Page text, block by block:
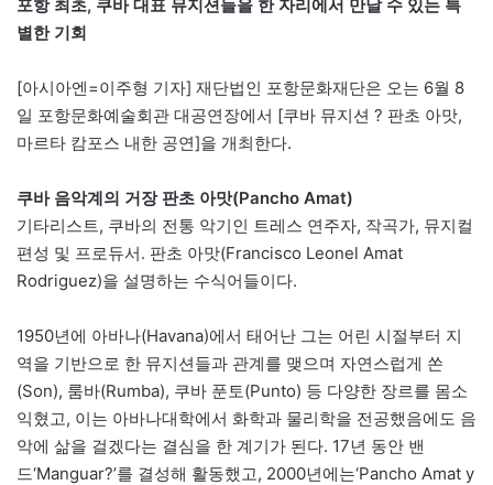
포항 최초, 쿠바 대표 뮤지션들을 한 자리에서 만날 수 있는 특
별한 기회
[아시아엔=이주형 기자] 재단법인 포항문화재단은 오는 6월 8
일 포항문화예술회관 대공연장에서 [쿠바 뮤지션 ? 판초 아맛,
마르타 캄포스 내한 공연]을 개최한다.
쿠바 음악계의 거장 판초 아맛(Pancho Amat)
기타리스트, 쿠바의 전통 악기인 트레스 연주자, 작곡가, 뮤지컬
편성 및 프로듀서. 판초 아맛(Francisco Leonel Amat
Rodriguez)을 설명하는 수식어들이다.
1950년에 아바나(Havana)에서 태어난 그는 어린 시절부터 지
역을 기반으로 한 뮤지션들과 관계를 맺으며 자연스럽게 쏜
(Son), 룸바(Rumba), 쿠바 푼토(Punto) 등 다양한 장르를 몸소
익혔고, 이는 아바나대학에서 화학과 물리학을 전공했음에도 음
악에 삶을 걸겠다는 결심을 한 계기가 된다. 17년 동안 밴
드‘Manguar?’를 결성해 활동했고, 2000년에는‘Pancho Amat y